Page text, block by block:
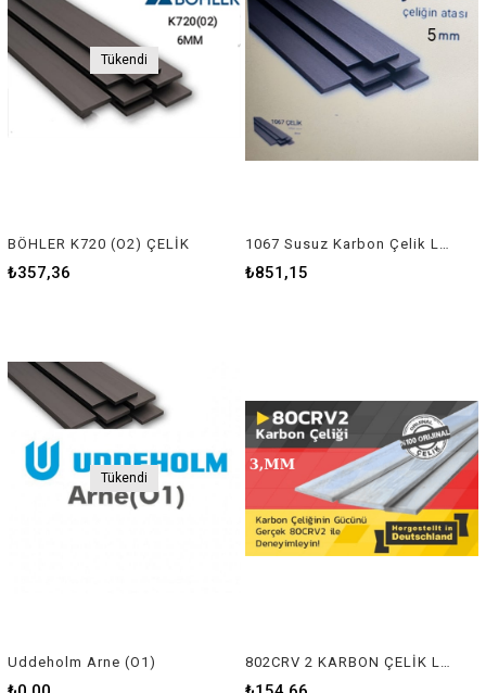
Tükendi
BÖHLER K720 (O2) ÇELİK
₺357,36
1067 Susuz Karbon Çelik Lama 5mm
₺851,15
Tükendi
Uddeholm Arne (O1)